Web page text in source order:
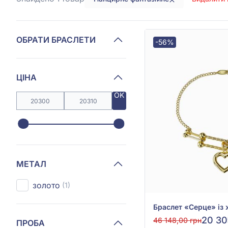
ОБРАТИ БРАСЛЕТИ
ЦІНА
OK
МЕТАЛ
золото (1)
ПРОБА
-56%
46 148,00 грн20